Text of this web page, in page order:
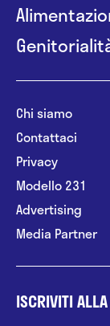
Chi siamo
Contattaci
Privacy
Modello 231
Advertising
Media Partner
ISCRIVITI